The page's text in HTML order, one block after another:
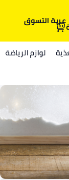
عربة التسوق
لوازم الرياضة